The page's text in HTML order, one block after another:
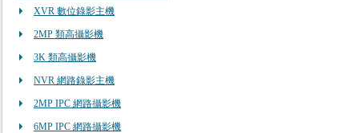
XVR 數位錄影主機
2MP 類高攝影機
3K 類高攝影機
NVR 網路錄影主機
2MP IPC 網路攝影機
6MP IPC 網路攝影機